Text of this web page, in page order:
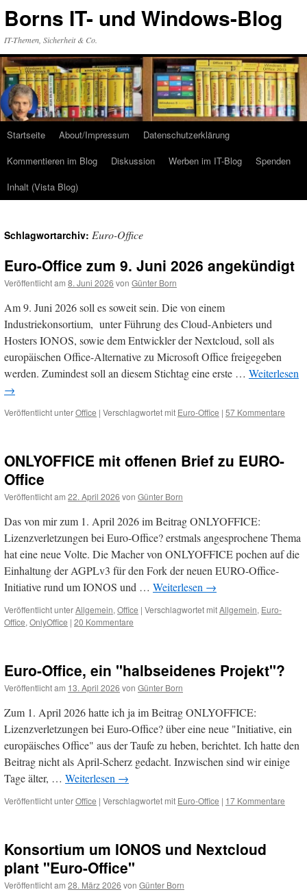
Inhalt
Borns IT- und Windows-Blog
IT-Themen, Sicherheit & Co.
Startseite About/Impressum
Datenschutzerklärung
Kommentieren im Blog
Diskussion Werben im IT-Blog
Spenden
Inhalt (Vista Blog)
Schlagwortarchiv: Euro-Office
Euro-Office zum 9. Juni 2026 angekündigt
Veröffentlicht am 8. Juni 2026 von Günter Born
Am 9. Juni 2026 soll es soweit sein. Die von einem
Industriekonsortium, unter Führung des Cloud-Anbieters und
Hosters IONOS, sowie dem Entwickler der Nextcloud, soll als
europäischen Office-Alternative zu Microsoft Office freigegeben
werden. Zumindest soll an diesem Stichtag eine erste … Weiterlesen
→
Veröffentlicht unterOffice | Verschlagwortet mit Euro-Office | 57 Kommentare
ONLYOFFICE mit offenen Brief zu EURO-
Office
Veröffentlicht am 22. April 2026 von Günter Born
Das von mir zum 1. April 2026 im Beitrag ONLYOFFICE:
Lizenzverletzungen bei Euro-Office? erstmals angesprochene Thema
hat eine neue Volte. Die Macher von ONLYOFFICE pochen auf die
Einhaltung der AGPLv3 für den Fork der neuen EURO-Office-
Initiative rund um IONOS und … Weiterlesen →
Veröffentlicht unterAllgemein, Office | Verschlagwortet mitAllgemein, Euro-
Office, OnlyOffice | 20 Kommentare
Euro-Office, ein "halbseidenes Projekt"?
Veröffentlicht am 13. April 2026 von Günter Born
Zum 1. April 2026 hatte ich ja im Beitrag ONLYOFFICE:
Lizenzverletzungen bei Euro-Office? über eine neue "Initiative, ein
europäisches Office" aus der Taufe zu heben, berichtet. Ich hatte den
Beitrag nicht als April-Scherz gedacht. Inzwischen sind wir einige
Tage älter, … Weiterlesen →
Veröffentlicht unterOffice | Verschlagwortet mit Euro-Office | 17 Kommentare
Konsortium um IONOS und Nextcloud
plant "Euro-Office"
Veröffentlicht am 28. März 2026 von Günter Born